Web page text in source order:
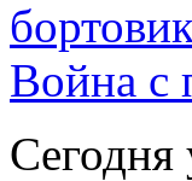
Война с
Сегодня